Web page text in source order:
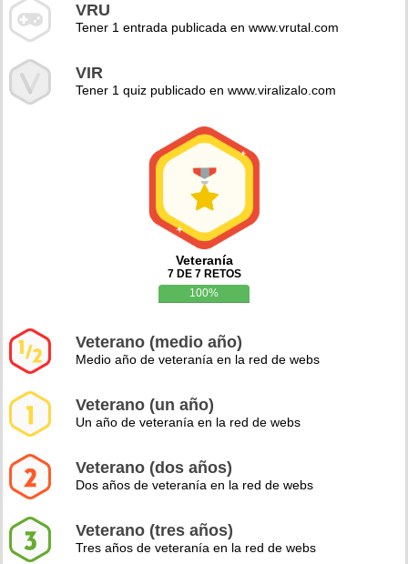
VRU
Tener 1 entrada publicada en www.vrutal.com
VIR
Tener 1 quiz publicado en www.viralizalo.com
Veteranía
7 DE 7 RETOS
100%
Veterano (medio año)
Medio año de veteranía en la red de webs
Veterano (un año)
Un año de veteranía en la red de webs
Veterano (dos años)
Dos años de veteranía en la red de webs
Veterano (tres años)
Tres años de veteranía en la red de webs